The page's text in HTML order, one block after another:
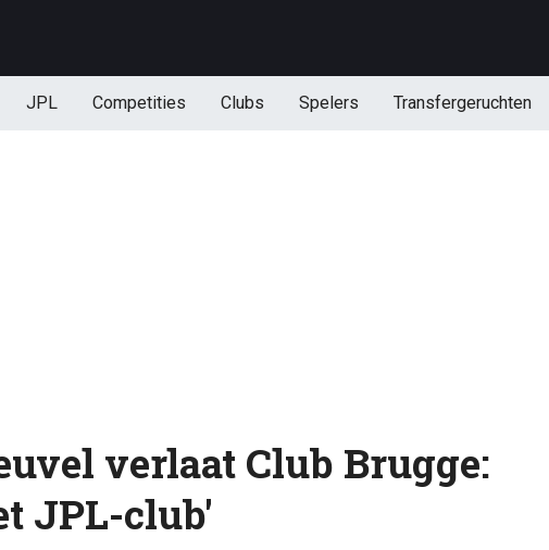
JPL Competities Clubs Spelers Transfergeruchten
verlaat Club Brugge:
JPL-club'